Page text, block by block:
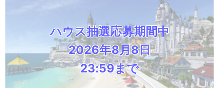
ハウス抽選応募期間中
2026年8月8日
23:59まで